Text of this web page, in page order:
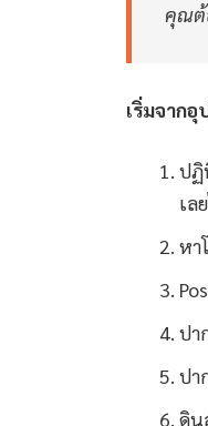
คุณต้
เริ่มจาก
ปฏิ
เล
หา
ปา
ปา
ดิน